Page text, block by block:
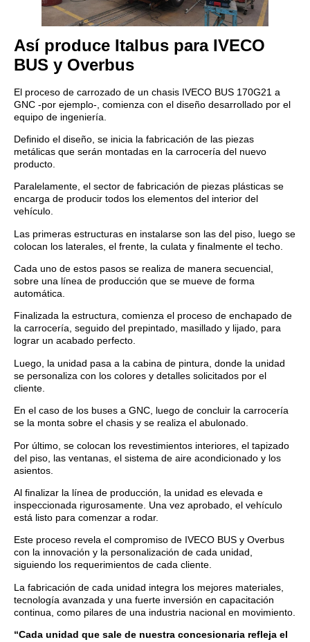
Así produce Italbus para IVECO
BUS y Overbus
El proceso de carrozado de un chasis IVECO BUS 170G21 a
GNC -por ejemplo-, comienza con el diseño desarrollado por el
equipo de ingeniería.
Definido el diseño, se inicia la fabricación de las piezas
metálicas que serán montadas en la carrocería del nuevo
producto.
Paralelamente, el sector de fabricación de piezas plásticas se
encarga de producir todos los elementos del interior del
vehículo.
Las primeras estructuras en instalarse son las del piso, luego se
colocan los laterales, el frente, la culata y finalmente el techo.
Cada uno de estos pasos se realiza de manera secuencial,
sobre una línea de producción que se mueve de forma
automática.
Finalizada la estructura, comienza el proceso de enchapado de
la carrocería, seguido del prepintado, masillado y lijado, para
lograr un acabado perfecto.
Luego, la unidad pasa a la cabina de pintura, donde la unidad
se personaliza con los colores y detalles solicitados por el
cliente.
En el caso de los buses a GNC, luego de concluir la carrocería
se la monta sobre el chasis y se realiza el abulonado.
Por último, se colocan los revestimientos interiores, el tapizado
del piso, las ventanas, el sistema de aire acondicionado y los
asientos.
Al finalizar la línea de producción, la unidad es elevada e
inspeccionada rigurosamente. Una vez aprobado, el vehículo
está listo para comenzar a rodar.
Este proceso revela el compromiso de IVECO BUS y Overbus
con la innovación y la personalización de cada unidad,
siguiendo los requerimientos de cada cliente.
La fabricación de cada unidad integra los mejores materiales,
tecnología avanzada y una fuerte inversión en capacitación
continua, como pilares de una industria nacional en movimiento.
“Cada unidad que sale de nuestra concesionaria refleja el